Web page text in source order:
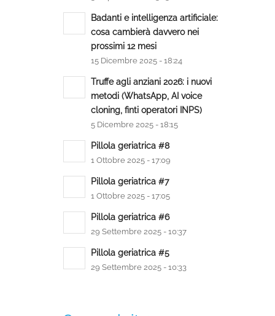
Badanti e intelligenza artificiale:
cosa cambierà davvero nei
prossimi 12 mesi
15 Dicembre 2025 - 18:24
Truffe agli anziani 2026: i nuovi
metodi (WhatsApp, AI voice
cloning, finti operatori INPS)
5 Dicembre 2025 - 18:15
Pillola geriatrica #8
1 Ottobre 2025 - 17:09
Pillola geriatrica #7
1 Ottobre 2025 - 17:05
Pillola geriatrica #6
29 Settembre 2025 - 10:37
Pillola geriatrica #5
29 Settembre 2025 - 10:33